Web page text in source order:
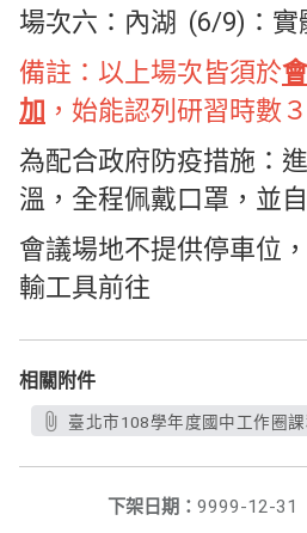
場次六：內湖 (6/9)：實
備註：以上場次皆須於
加 ，始能認列研習時數
為配合政府防疫措施：
溫，全程佩戴口罩，並
會議場地不提供停車位
輸工具前往
相關附件
臺北市108學年度國中工作圈
下架日期： 9999-12-31